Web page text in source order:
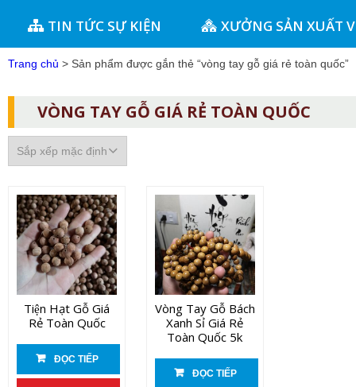
TIN TỨC SỰ KIỆN XƯỞNG SẢN XUẤT
Trang chủ > Sản phẩm được gắn thẻ “vòng tay gỗ giá rẻ toàn quốc”
VÒNG TAY GỖ GIÁ RẺ TOÀN QUỐC
Tiện Hạt Gỗ Giá
Rẻ Toàn Quốc
ĐỌC TIẾP
Vòng Tay Gỗ Bách
Xanh Sỉ Giá Rẻ
Toàn Quốc 5k
ĐỌC TIẾP